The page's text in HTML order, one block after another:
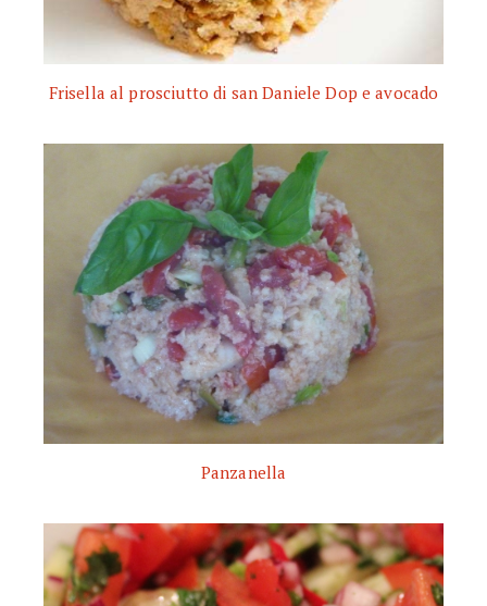
Frisella al prosciutto di san Daniele Dop e avocado
Panzanella